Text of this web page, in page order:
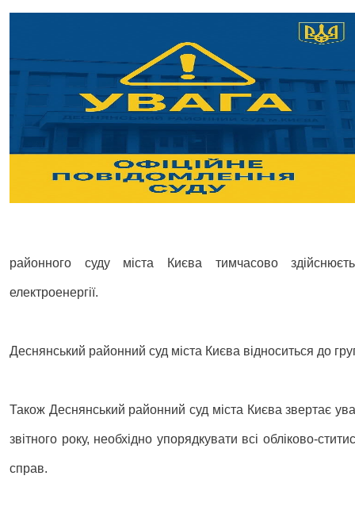
районного суду міста Києва тимчасово
електроенергії.
Деснянський районний суд міста Києва відноситься до
Також Деснянський районний суд міста Києва звертає
звітного року, необхідно упорядкувати всі обліково-
справ.